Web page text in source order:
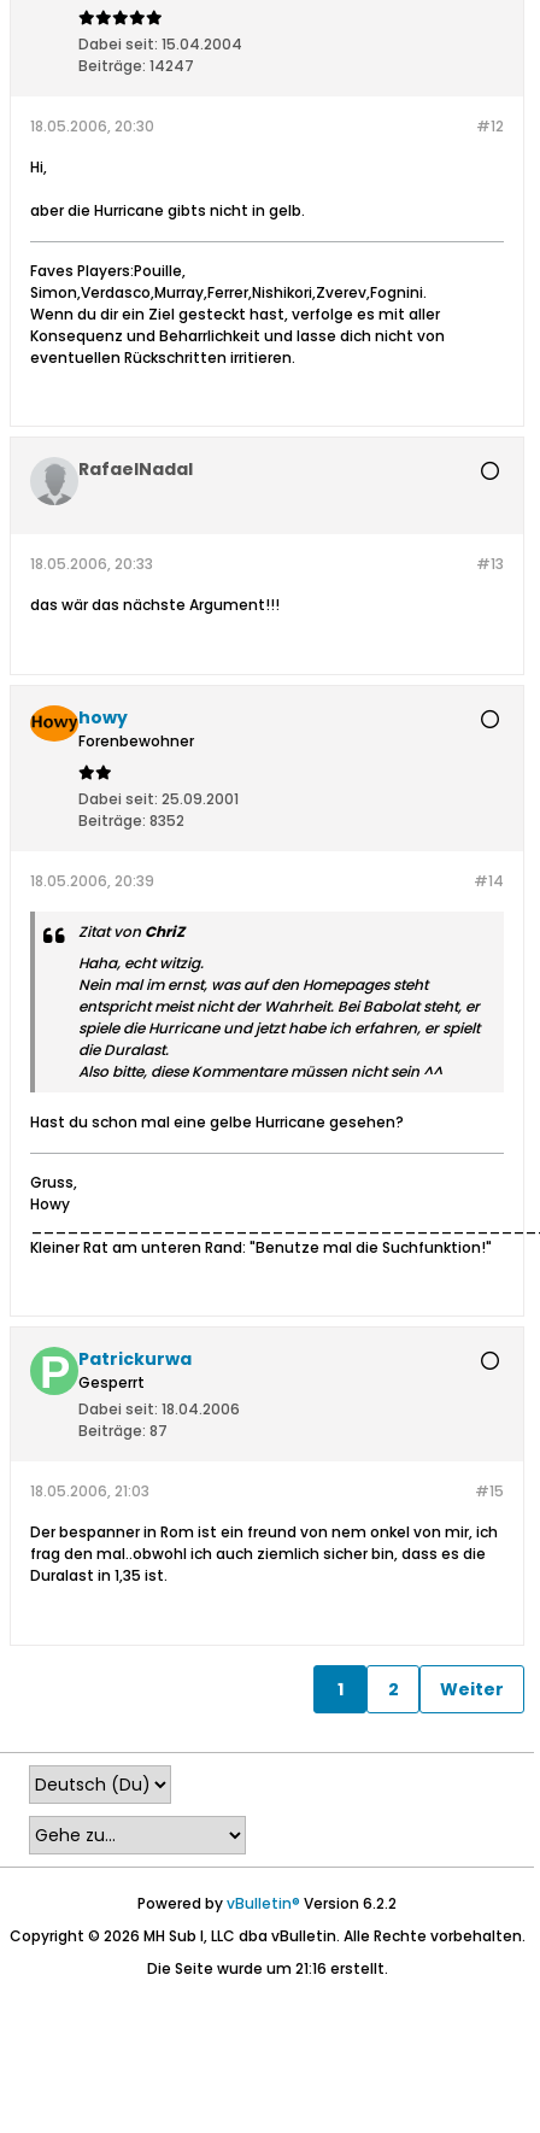
Dabei seit: 15.04.2004
Beiträge: 14247
#12
18.05.2006, 20:30
Hi,
aber die Hurricane gibts nicht in gelb.
Faves Players:Pouille,
Simon,Verdasco,Murray,Ferrer,Nishikori,Zverev,Fognini.
Wenn du dir ein Ziel gesteckt hast, verfolge es mit aller
Konsequenz und Beharrlichkeit und lasse dich nicht von
eventuellen Rückschritten irritieren.
RafaelNadal
#13
18.05.2006, 20:33
das wär das nächste Argument!!!
howy
Forenbewohner
Dabei seit: 25.09.2001
Beiträge: 8352
#14
18.05.2006, 20:39
Zitat von ChriZ
Haha, echt witzig.
Nein mal im ernst, was auf den Homepages steht
entspricht meist nicht der Wahrheit. Bei Babolat steht, er
spiele die Hurricane und jetzt habe ich erfahren, er spielt
die Duralast.
Also bitte, diese Kommentare müssen nicht sein ^^
Hast du schon mal eine gelbe Hurricane gesehen?
Gruss,
Howy
Kleiner Rat am unteren Rand: "Benutze mal die Suchfunktion!"
Patrickurwa
Gesperrt
Dabei seit: 18.04.2006
Beiträge: 87
#15
18.05.2006, 21:03
Der bespanner in Rom ist ein freund von nem onkel von mir, ich
frag den mal..obwohl ich auch ziemlich sicher bin, dass es die
Duralast in 1,35 ist.
1 2 Weiter
Powered byvBulletin® Version 6.2.2
Copyright © 2026 MH Sub I, LLC dba vBulletin. Alle Rechte vorbehalten.
Die Seite wurde um 21:16 erstellt.